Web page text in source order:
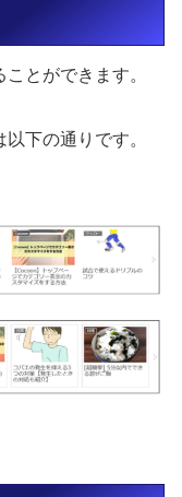
とができます。
下の通りです。